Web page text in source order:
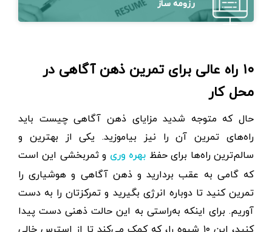
رزومه ساز
۱۰ راه عالی برای تمرین ذهن آگاهی در
محل کار
حال که متوجه شدید مزایای ذهن آگاهی چیست باید
راه‌های تمرین آن را نیز بیاموزید. یکی از بهترین و
سالم‌ترین راه‌ها برای حفظ بهره وری و ثمربخشی این است
که گامی به عقب بردارید و ذهن آگاهی و هوشیاری را
تمرین کنید تا دوباره انرژی بگیرید و تمرکزتان را به دست
آوریم. برای اینکه به‌راستی به این حالت ذهنی دست پیدا